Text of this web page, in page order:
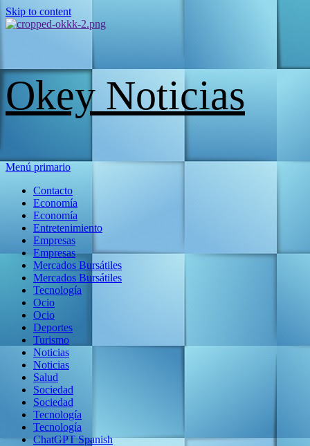
Skip to content
Okey Noticias
Menú primario
Contacto
Economía
Economía
Entretenimiento
Empresas
Empresas
Mercados Bursátiles
Mercados Bursátiles
Tecnología
Ocio
Ocio
Deportes
Turismo
Noticias
Noticias
Salud
Sociedad
Sociedad
Tecnología
Tecnología
ChatGPT Spanish